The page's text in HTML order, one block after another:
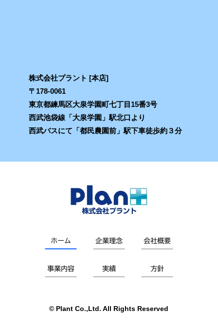
株式会社プラント [本店]
〒178-0061
東京都練馬区大泉学園町七丁目15番3号
西武池袋線「大泉学園」駅北口より
西武バスにて「都民農園前」駅下車徒歩約３分
© Plant Co.,Ltd. All Rights Reserved